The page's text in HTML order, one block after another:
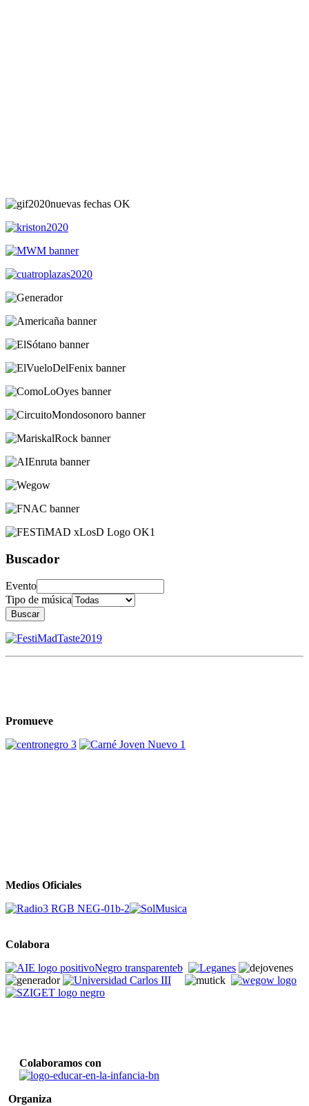
Buscador
Evento
Tipo de música
Buscar
Promueve
Medios Oficiales
Colabora
Colaboramos con
Organiza